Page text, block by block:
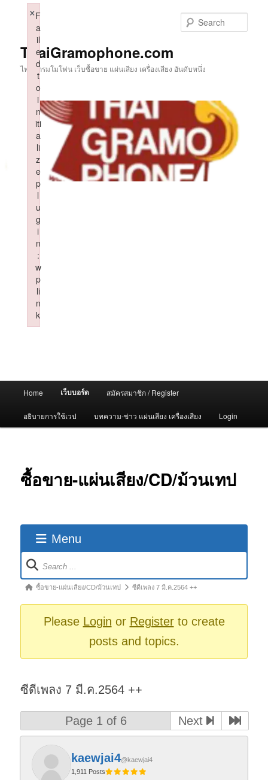
ThaiGramophone.com
ไทยแกรมโมโฟน เว็บซื้อขาย แผ่นเสียง เครื่องเสียง อันดับหนึ่ง
Home เว็บบอร์ด สมัครสมาชิก / Register
อธิบายการใช้เวป บทความ-ข่าว แผ่นเสียง เครื่องเสียง Login
ซื้อขาย-แผ่นเสียง/CD/ม้วนเทป
Menu
Forum
Navigation
Forumซื้อขาย-แผ่นเสียง/CD/ม้วนเทป ซีดีเพลง 7 มี.ค.2564 ++
Please Login or Registerto create
posts and topics.
ซีดีเพลง 7 มี.ค.2564 ++
Page 1 of 6 Next
kaewjai4@kaewjai4
1,911 Posts
F
a
il
e
d
t
o
i
n
iti
a
li
z
e
p
l
u
g
i
n
:
w
p
li
n
k
×
Failed to initialize plugin: wplink